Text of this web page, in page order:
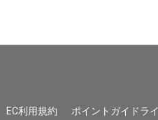
EC利用規約 ポイントガイドラ